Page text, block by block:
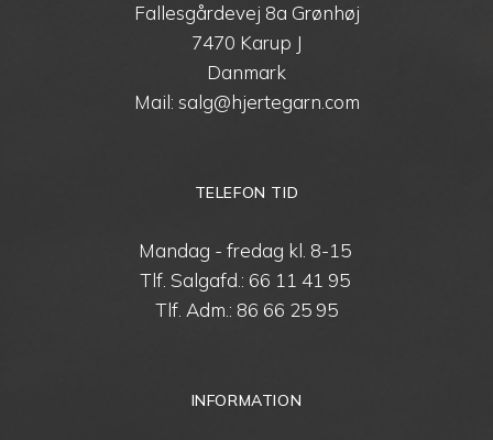
Fallesgårdevej 8a Grønhøj
7470 Karup J
Danmark
Mail: salg@hjertegarn.com
TELEFON TID
Mandag - fredag kl. 8-15
Tlf. Salgafd.: 66 11 41 95
Tlf. Adm.: 86 66 25 95
INFORMATION